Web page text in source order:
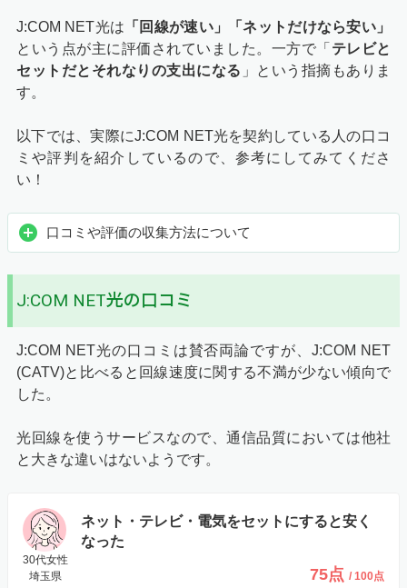
J:COM NET光は 「回線が速い」「ネットだけなら安い」
という点が主に評価されていました。一方で「 テレビと
セットだとそれなりの支出になる 」という指摘もありま
す。
以下では、実際にJ:COM NET光を契約している人の口コ
ミや評判を紹介しているので、参考にしてみてくださ
い！
口コミや評価の収集方法について
J:COM NET光の口コミ
J:COM NET光の口コミは賛否両論ですが、J:COM NET
(CATV)と比べると回線速度に関する不満が少ない傾向で
した。
光回線を使うサービスなので、通信品質においては他社
と大きな違いはないようです。
ネット・テレビ・電気をセットにすると安く
なった
30代女性
埼玉県
75点 / 100点